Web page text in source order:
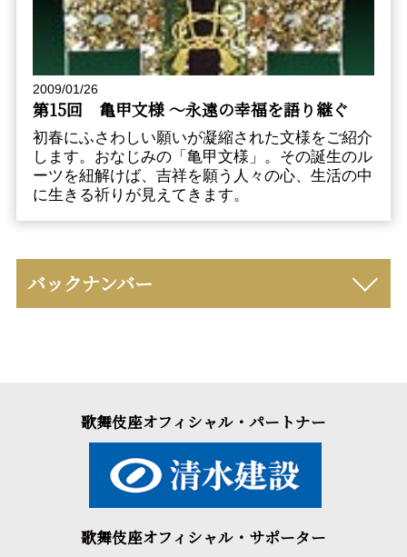
2009/01/26
第15回 亀甲文様 〜永遠の幸福を語り継ぐ
初春にふさわしい願いが凝縮された文様をご紹介
します。おなじみの「亀甲文様」。その誕生のル
ーツを紐解けば、吉祥を願う人々の心、生活の中
に生きる祈りが見えてきます。
バックナンバー
歌舞伎座オフィシャル・パートナー
歌舞伎座オフィシャル・サポーター